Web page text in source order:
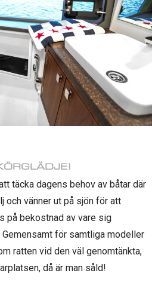
täcka dagens behov av båtar där
och vänner ut på sjön för att
på bekostnad av vare sig
för samtliga modeller
ratten vid den väl genomtänkta,
då är man såld!